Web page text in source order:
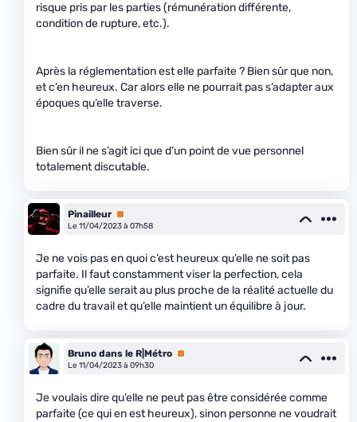
risque pris par les parties (rémunération différente,
condition de rupture, etc.).
Après la réglementation est elle parfaite ? Bien sûr que non,
et c’en heureux. Car alors elle ne pourrait pas s’adapter aux
époques qu’elle traverse.
Bien sûr il ne s’agit ici que d’un point de vue personnel
totalement discutable.
Pinailleur Premium
Le 11/04/2023 à 07h58
Je ne vois pas en quoi c’est heureux qu’elle ne soit pas
parfaite. Il faut constamment viser la perfection, cela
signifie qu’elle serait au plus proche de la réalité actuelle du
cadre du travail et qu’elle maintient un équilibre à jour.
Bruno dans le R|Métro Premium
Le 11/04/2023 à 09h30
Je voulais dire qu’elle ne peut pas être considérée comme
parfaite (ce qui en est heureux), sinon personne ne voudrait